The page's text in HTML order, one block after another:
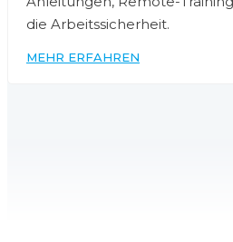
die Arbeitssicherheit.
MEHR ERFAHREN